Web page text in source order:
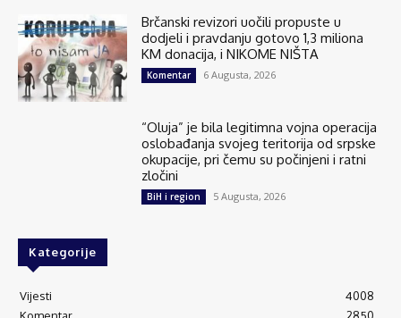
Brčanski revizori uočili propuste u
dodjeli i pravdanju gotovo 1,3 miliona
KM donacija, i NIKOME NIŠTA
Komentar 6 Augusta, 2026
“Oluja” je bila legitimna vojna operacija
oslobađanja svojeg teritorija od srpske
okupacije, pri čemu su počinjeni i ratni
zločini
BiH i region 5 Augusta, 2026
Kategorije
Vijesti
4008